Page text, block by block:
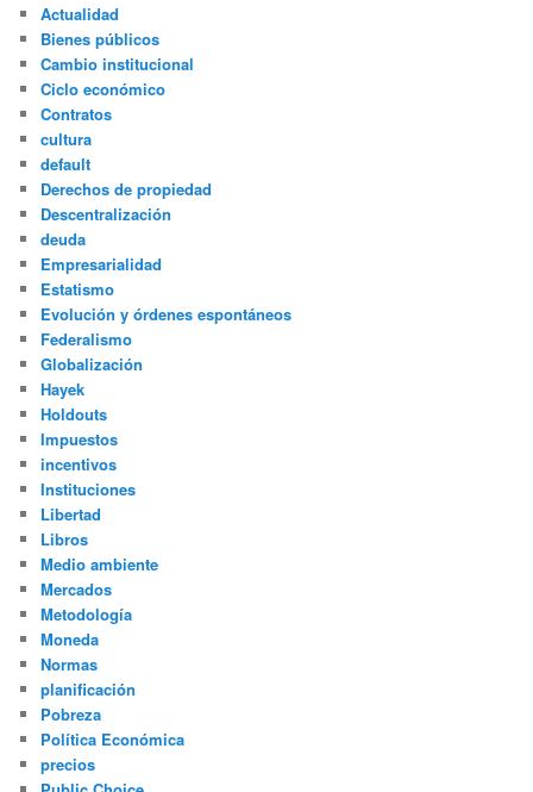
Actualidad
Bienes públicos
Cambio institucional
Ciclo económico
Contratos
cultura
default
Derechos de propiedad
Descentralización
deuda
Empresarialidad
Estatismo
Evolución y órdenes espontáneos
Federalismo
Globalización
Hayek
Holdouts
Impuestos
incentivos
Instituciones
Libertad
Libros
Medio ambiente
Mercados
Metodología
Moneda
Normas
planificación
Pobreza
Política Económica
precios